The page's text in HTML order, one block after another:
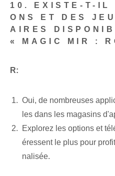
10. EXISTE-T-IL
ONS ET DES
AIRES
« MAGIC MIR :
R:
Oui, de nombreuses
les dans les magasins
Explorez les options et
éressent le plus pour
nalisée.